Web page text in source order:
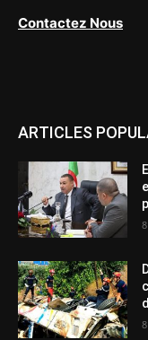
Contactez Nous
ARTICLES